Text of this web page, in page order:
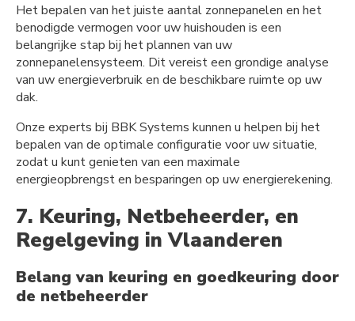
Het bepalen van het juiste aantal zonnepanelen en het
benodigde vermogen voor uw huishouden is een
belangrijke stap bij het plannen van uw
zonnepanelensysteem. Dit vereist een grondige analyse
van uw energieverbruik en de beschikbare ruimte op uw
dak.
Onze experts bij BBK Systems kunnen u helpen bij het
bepalen van de optimale configuratie voor uw situatie,
zodat u kunt genieten van een maximale
energieopbrengst en besparingen op uw energierekening.
7. Keuring, Netbeheerder, en
Regelgeving in Vlaanderen
Belang van keuring en goedkeuring door
de netbeheerder